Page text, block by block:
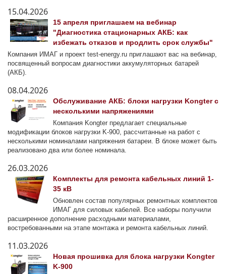
15.04.2026
15 апреля приглашаем на вебинар
"Диагностика стационарных АКБ: как
избежать отказов и продлить срок службы"
Компания ИМАГ и проект test-energy.ru приглашают вас на вебинар,
посвященный вопросам диагностики аккумуляторных батарей
(АКБ).
08.04.2026
Обслуживание АКБ: блоки нагрузки Kongter с
несколькими напряжениями
Компания Kongter предлагает специальные
модификации блоков нагрузки K-900, рассчитанные на работ с
несколькими номиналами напряжения батареи. В блоке может быть
реализовано два или более номинала.
26.03.2026
Комплекты для ремонта кабельных линий 1-
35 кВ
Обновлен состав популярных ремонтных комплектов
ИМАГ для силовых кабелей. Все наборы получили
расширенное дополнение расходными материалами,
востребованными на этапе монтажа и ремонта кабельных линий.
11.03.2026
Новая прошивка для блока нагрузки Kongter
K-900